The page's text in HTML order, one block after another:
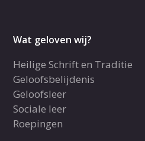
Wat geloven wij?
Heilige Schrift en Traditie
Geloofsbelijdenis
Geloofsleer
Sociale leer
Roepingen